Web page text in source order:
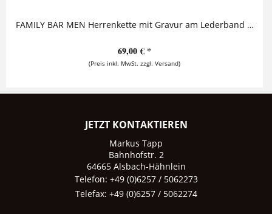
FAMILY BAR MEN Herrenkette mit Gravur am Lederband Diese stylische Herrenkette mit Gravur besteht aus einem massiven Silberanhänger, auf den...
69,00 € *
(Preis inkl. MwSt. zzgl. Versand)
JETZT KONTAKTIEREN
Markus Tapp
Bahnhofstr. 2
64665 Alsbach-Hähnlein
Telefon: +49 (0)6257 / 5062273
Telefax: +49 (0)6257 / 5062274